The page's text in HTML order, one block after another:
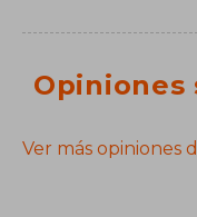
Opiniones
Ver más opiniones